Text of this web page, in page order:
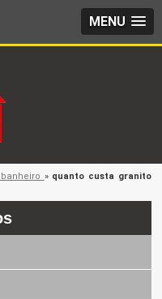
MENU
» quanto custa granito